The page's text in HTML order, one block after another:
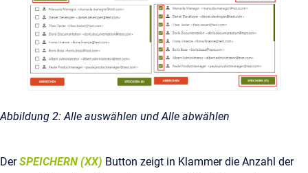
Abbildung 2: Alle auswählen und Alle abwählen
DerSPEICHERN (XX) Button zeigt in Klammer die Anzahl der